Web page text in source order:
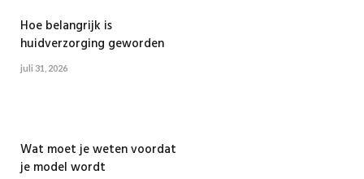
Hoe belangrijk is
huidverzorging geworden
juli 31, 2026
Wat moet je weten voordat
je model wordt